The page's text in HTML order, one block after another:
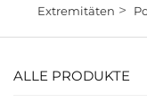
Extremitäten >
ALLE PRODUKTE